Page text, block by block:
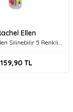
Ellen
Silinebilir 5 Renkli
Craymerch1
159,90TL